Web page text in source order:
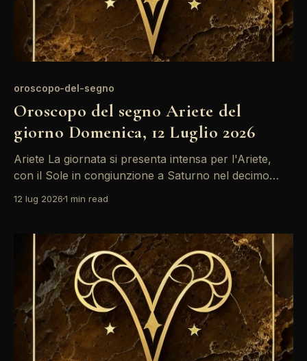
oroscopo-del-segno
Oroscopo del segno Ariete del
giorno Domenica, 12 Luglio 2026
Ariete La giornata si presenta intensa per l'Ariete,
con il Sole in congiunzione a Saturno nel decimo
responsabilità, ma anche di opportunità per
riflettere su obiettivi a lungo termine e prendere
decisioni
12 lug 20261 min read